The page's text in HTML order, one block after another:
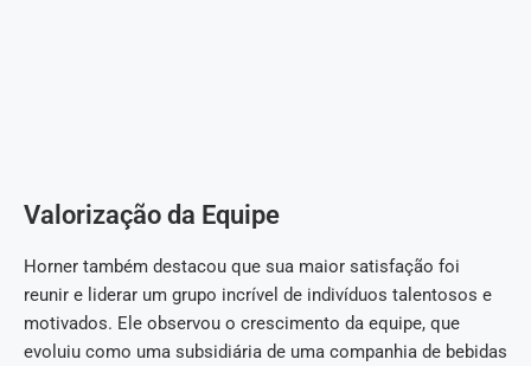
Valorização da Equipe
Horner também destacou que sua maior satisfação foi
reunir e liderar um grupo incrível de indivíduos talentosos e
motivados. Ele observou o crescimento da equipe, que
evoluiu como uma subsidiária de uma companhia de bebidas